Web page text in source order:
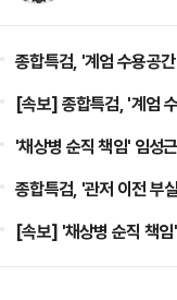
종합특검, '계엄 수용공
[속보] 종합특검, '계엄
'채상병 순직 책임' 임성
종합특검, '관저 이전 부
[속보] '채상병 순직 책